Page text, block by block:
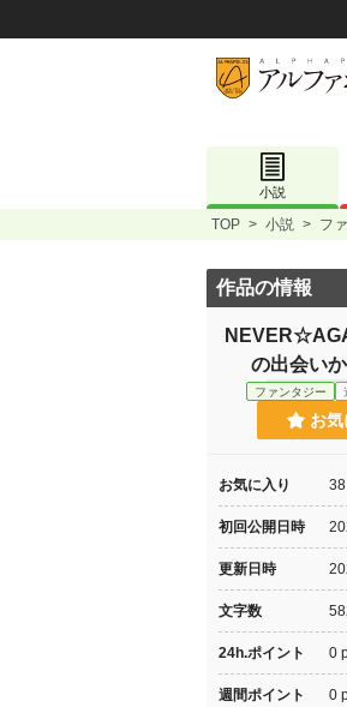
小説
TOP > 小説 > フ
作品の情報
の出会い
ファンタジー
お
お気に入り 38
初回公開日時
更新日時
文字数
24h.ポイント 0
週間ポイント 0